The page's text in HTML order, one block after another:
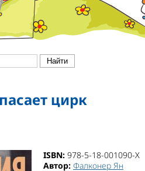
цирк
ISBN: 978-5-18-001090-X
Автор: Фалконер Ян